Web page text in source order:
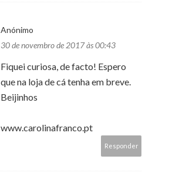
Anónimo
30 de novembro de 2017 às 00:43
Fiquei curiosa, de facto! Espero
que na loja de cá tenha em breve.
Beijinhos
www.carolinafranco.pt
Responder